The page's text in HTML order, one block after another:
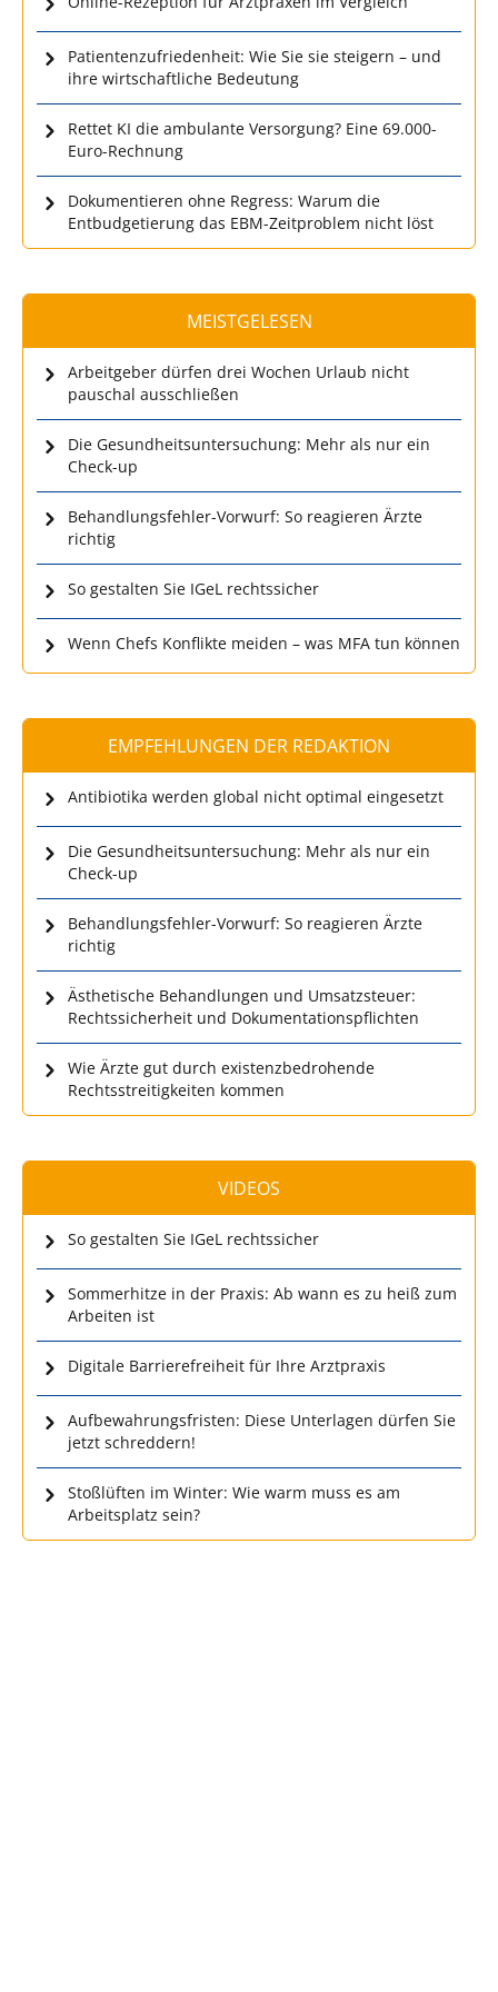
Patientenzufriedenheit: Wie Sie sie steigern – und
ihre wirtschaftliche Bedeutung
Rettet KI die ambulante Versorgung? Eine 69.000-
Euro-Rechnung
Dokumentieren ohne Regress: Warum die
Entbudgetierung das EBM-Zeitproblem nicht löst
MEISTGELESEN
Arbeitgeber dürfen drei Wochen Urlaub nicht
pauschal ausschließen
Die Gesundheitsuntersuchung: Mehr als nur ein
Check-up
Behandlungsfehler-Vorwurf: So reagieren Ärzte
richtig
So gestalten Sie IGeL rechtssicher
Wenn Chefs Konflikte meiden – was MFA tun können
EMPFEHLUNGEN DER REDAKTION
Antibiotika werden global nicht optimal eingesetzt
Die Gesundheitsuntersuchung: Mehr als nur ein
Check-up
Behandlungsfehler-Vorwurf: So reagieren Ärzte
richtig
Ästhetische Behandlungen und Umsatzsteuer:
Rechtssicherheit und Dokumentationspflichten
Wie Ärzte gut durch existenzbedrohende
Rechtsstreitigkeiten kommen
VIDEOS
So gestalten Sie IGeL rechtssicher
Sommerhitze in der Praxis: Ab wann es zu heiß zum
Arbeiten ist
Digitale Barrierefreiheit für Ihre Arztpraxis
Aufbewahrungsfristen: Diese Unterlagen dürfen Sie
jetzt schreddern!
Stoßlüften im Winter: Wie warm muss es am
Arbeitsplatz sein?